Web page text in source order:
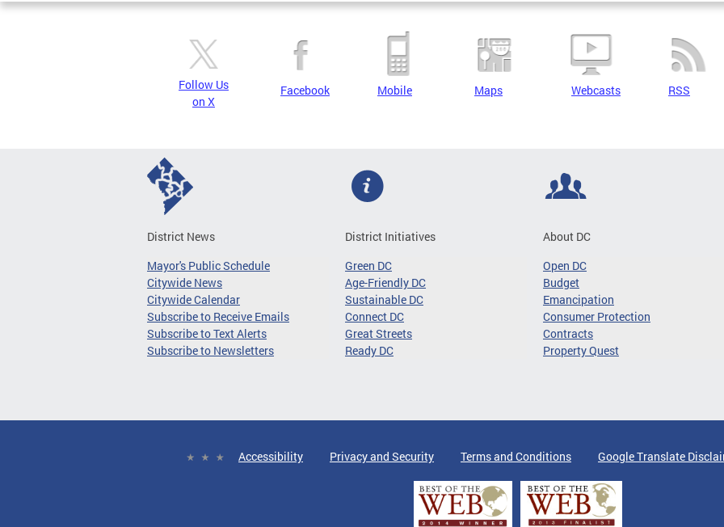
Follow Us
on X
Facebook Mobile Maps Webcasts RSS
District News
Mayor's Public Schedule
Citywide News
Citywide Calendar
Subscribe to Receive Emails
Subscribe to Text Alerts
Subscribe to Newsletters
District Initiatives
Green DC
Age-Friendly DC
Sustainable DC
Connect DC
Great Streets
Ready DC
About DC
Open DC
Budget
Emancipation
Consumer Protection
Contracts
Property Quest
Accessibility Privacy and Security Terms and Conditions Google Translate